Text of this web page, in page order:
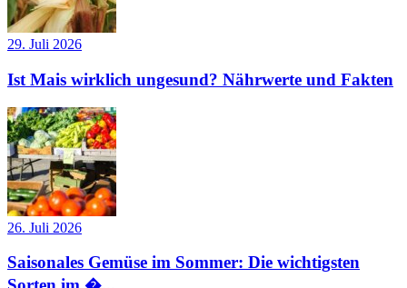
29. Juli 2026
Ist Mais wirklich ungesund? Nährwerte und Fakten
26. Juli 2026
Saisonales Gemüse im Sommer: Die wichtigsten